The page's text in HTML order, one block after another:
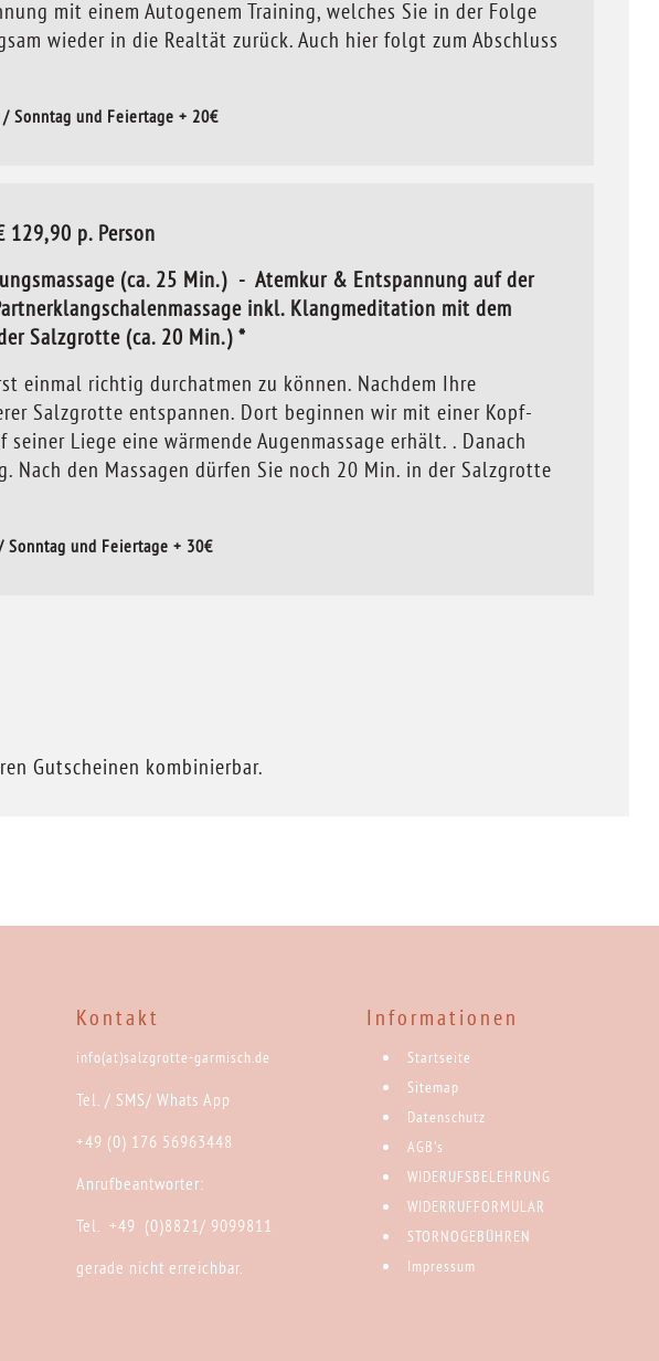
mit einem Autogenem Training, welches Sie in der Folge
wieder in die Realtät zurück. Auch hier folgt zum Abschluss
Sonntag und Feiertage + 20€
129,90 p. Person
(ca. 25 Min.) - Atemkur & Entspannung auf der
inkl. Klangmeditation mit dem
Salzgrotte (ca. 20 Min.) *
einmal richtig durchatmen zu können. Nachdem Ihre
Salzgrotte entspannen. Dort beginnen wir mit einer Kopf-
Liege eine wärmende Augenmassage erhält. . Danach
den Massagen dürfen Sie noch 20 Min. in der Salzgrotte
Sonntag und Feiertage + 30€
Gutscheinen kombinierbar.
Kontakt
info(at)salzgrotte-garmisch.de
Tel. / SMS/ Whats App
+49 (0) 176 56963448
Anrufbeantworter:
Tel. +49 (0)8821/ 9099811
gerade nicht erreichbar.
Informationen
Startseite
Sitemap
Datenschutz
AGB's
WIDERUFSBELEHRUNG
WIDERRUFFORMULAR
STORNOGEBÜHREN
Impressum